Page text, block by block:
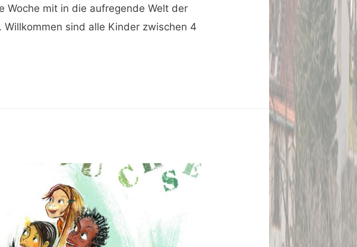
Woche mit in die aufregende Welt der
sind alle Kinder zwischen 4